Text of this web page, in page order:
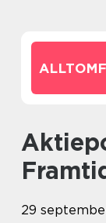
Aktieportfölj 2023: En
29